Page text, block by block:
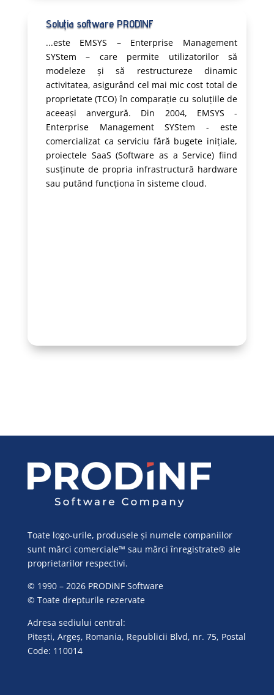
Soluția software PRODINF
...este EMSYS – Enterprise Management
SYStem – care permite utilizatorilor să
modeleze și să restructureze dinamic
activitatea, asigurând cel mai mic cost total de
proprietate (TCO) în comparație cu soluțiile de
aceeași anvergură. Din 2004, EMSYS -
Enterprise Management SYStem - este
comercializat ca serviciu fără bugete inițiale,
proiectele SaaS (Software as a Service) fiind
susținute de propria infrastructură hardware
sau putând funcționa în sisteme cloud.
Toate logo-urile, produsele și numele companiilor
sunt mărci comerciale™ sau mărci înregistrate® ale
proprietarilor respectivi.
© 1990 – 2026 PRODiNF Software
© Toate drepturile rezervate
Adresa sediului central:
Pitești, Argeș, Romania, Republicii Blvd, nr. 75, Postal
Code: 110014